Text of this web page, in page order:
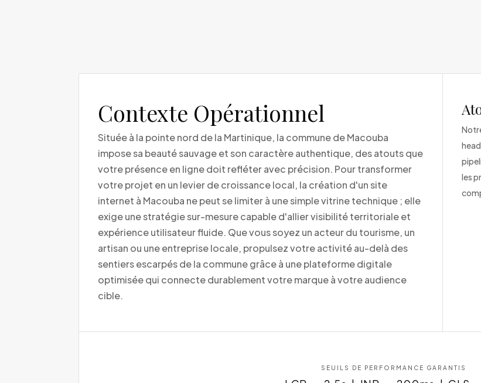
Contexte Opérationnel
Située à la pointe nord de la Martinique, la commune de Macouba
impose sa beauté sauvage et son caractère authentique, des atouts que
votre présence en ligne doit refléter avec précision. Pour transformer
votre projet en un levier de croissance local, la création d'un site
internet à Macouba ne peut se limiter à une simple vitrine technique ; elle
exige une stratégie sur-mesure capable d'allier visibilité territoriale et
expérience utilisateur fluide. Que vous soyez un acteur du tourisme, un
artisan ou une entreprise locale, propulsez votre activité au-delà des
sentiers escarpés de la commune grâce à une plateforme digitale
optimisée qui connecte durablement votre marque à votre audience
cible.
les
SEUILS DE PERFORMANCE GARANTIS